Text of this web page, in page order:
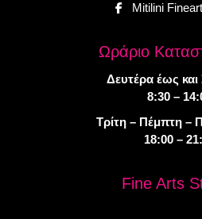
Mitilini
Ωράριο
Δευτέρα έως
8:30 –
Τρίτη – Πέμπτη –
18:00 –
Fine Arts